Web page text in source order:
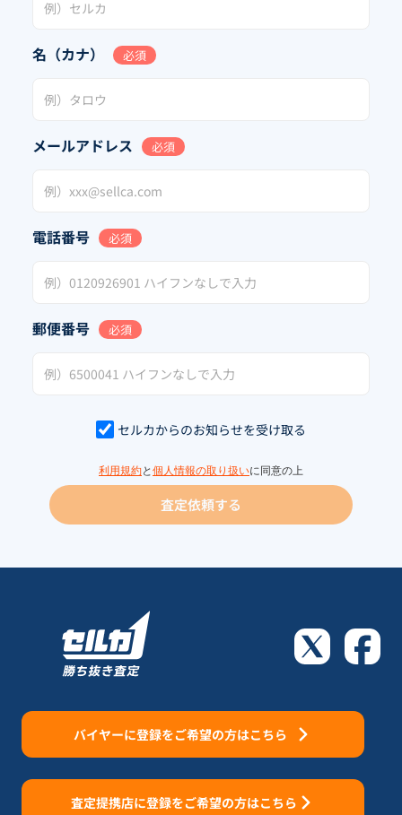
名（カナ） 必須
メールアドレス 必須
電話番号 必須
郵便番号 必須
セルカからのお知らせを受け取る
利用規約と 個人情報の取り扱いに同意の上
査定依頼する
バイヤーに登録をご希望の方はこちら
査定提携店に登録をご希望の方はこちら